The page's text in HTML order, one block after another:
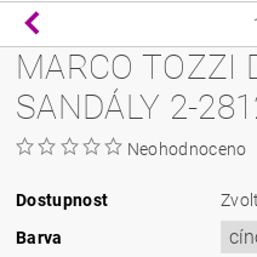
MARCO TOZZI
SANDÁLY 2-
Neohodnoceno
Dostupnost
Barva